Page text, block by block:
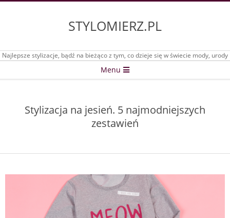
STYLOMIERZ.PL
Najlepsze stylizacje, bądź na bieżąco z tym, co dzieje się w świecie mody, urody
Menu
Stylizacja na jesień. 5 najmodniejszych
zestawień